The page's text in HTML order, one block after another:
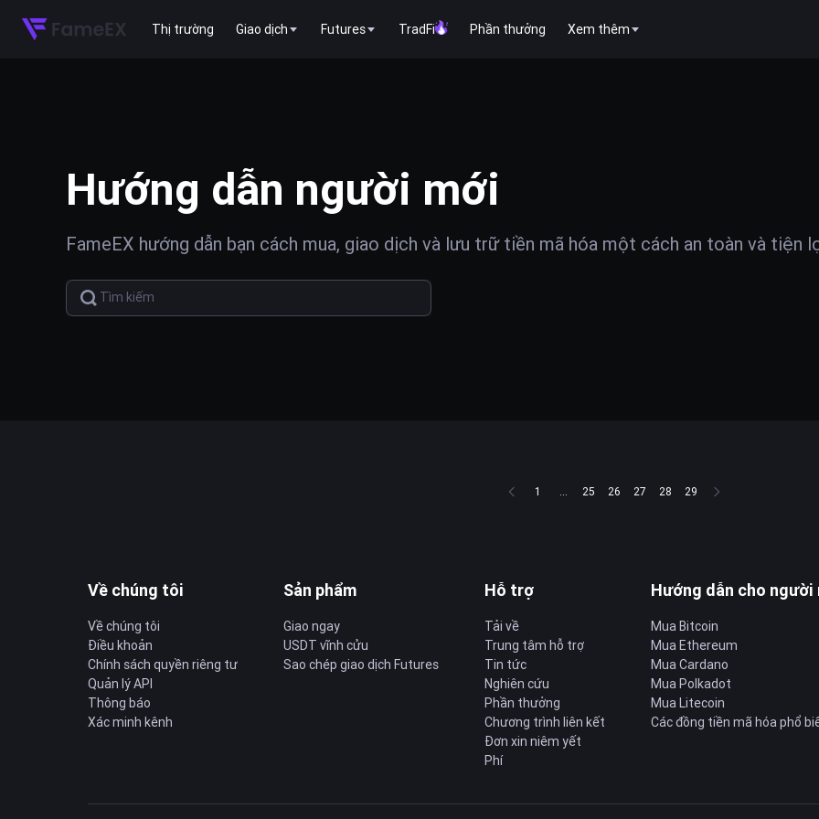
Thị trường Giao dịch Futures TradFi Phần thưởng Xem thêm
Hướng dẫn người mới
FameEX hướng dẫn bạn cách mua, giao dịch và lưu trữ tiền mã hóa một cách an toàn và tiện
1 ... 25 26 27 28 29
Về chúng tôi
Về chúng tôi
Điều khoản
Chính sách quyền riêng tư
Quản lý API
Thông báo
Xác minh kênh
Sản phẩm
Giao ngay
USDT vĩnh cửu
Sao chép giao dịch Futures
Hỗ trợ
Tải về
Trung tâm hỗ trợ
Tin tức
Nghiên cứu
Phần thưởng
Chương trình liên kết
Đơn xin niêm yết
Phí
Hướng dẫn cho người
Mua Bitcoin
Mua Ethereum
Mua Cardano
Mua Polkadot
Mua Litecoin
Các đồng tiền mã hóa phổ